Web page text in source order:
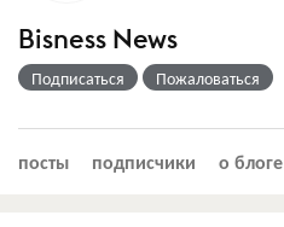
Bisness News
Подписаться Пожаловаться
посты подписчики о блоге